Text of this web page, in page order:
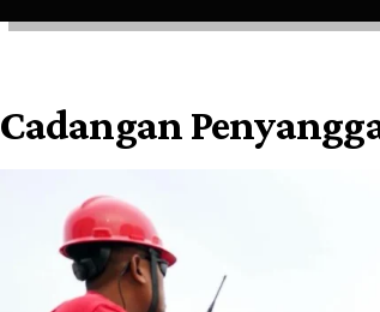
Cadangan